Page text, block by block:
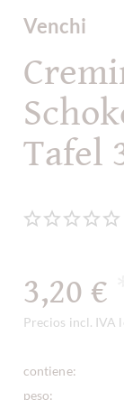
Venchi
Tafel
3,20 €
Precios incl. IVA
contiene:
peso: